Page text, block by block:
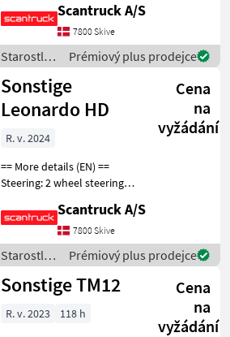
marking tires Wheel rear
type: Non-marking tires
Lifting speed up/down
(sek.): 16/21 Plat
Scantruck A/S
7800 Skive
Starostlivosť
o stromy /
Sonstige
Prémiový plus prodejce
Sonstige
Leonardo HD
Cena
na
vyžádání
R. v. 2024
== More details (EN) ==
Steering: 2 wheel steering
marking tires Wheel rear
type: Non-marking tires
Lifting speed up/down
(sek.): 16/21 Plat
Scantruck A/S
7800 Skive
Starostlivosť
o stromy /
Sonstige
Prémiový plus prodejce
Sonstige TM12
Cena
na
vyžádání
R. v. 2023 118 h